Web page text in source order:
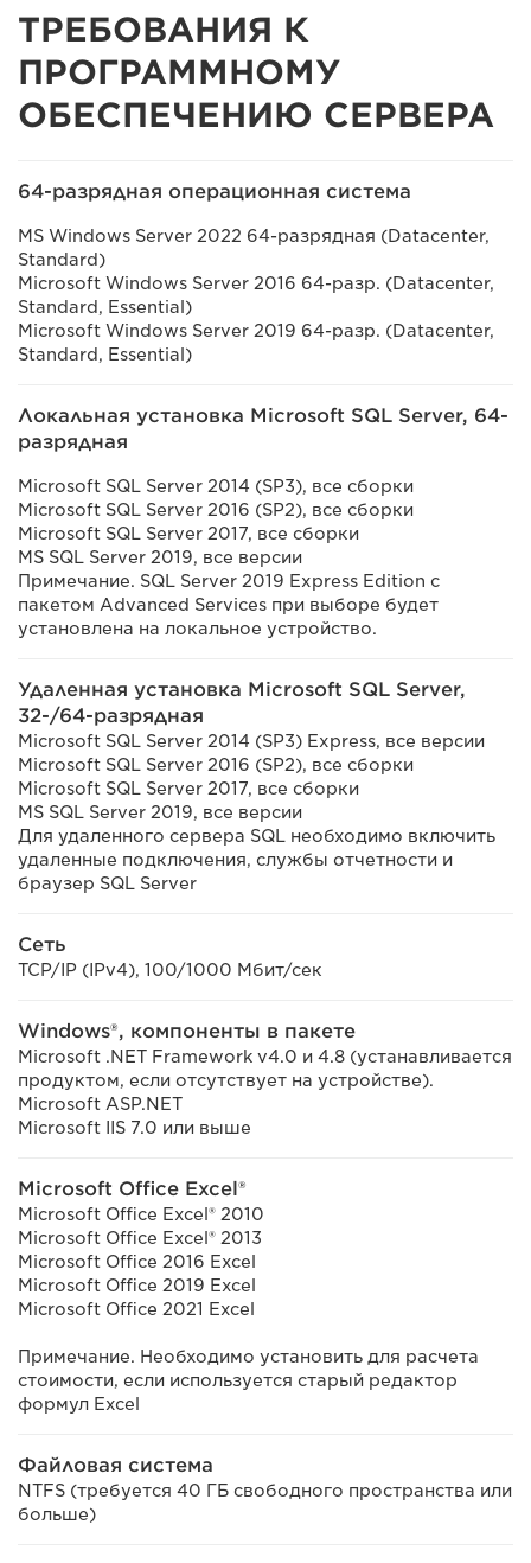
ТРЕБОВАНИЯ К
ПРОГРАММНОМУ
ОБЕСПЕЧЕНИЮ СЕРВЕРА
64-разрядная операционная система
MS Windows Server 2022 64-разрядная (Datacenter,
Standard)
Microsoft Windows Server 2016 64-разр. (Datacenter,
Standard, Essential)
Microsoft Windows Server 2019 64-разр. (Datacenter,
Standard, Essential)
Локальная установка Microsoft SQL Server, 64-
разрядная
Microsoft SQL Server 2014 (SP3), все сборки
Microsoft SQL Server 2016 (SP2), все сборки
Microsoft SQL Server 2017, все сборки
MS SQL Server 2019, все версии
Примечание. SQL Server 2019 Express Edition с
пакетом Advanced Services при выборе будет
установлена на локальное устройство.
Удаленная установка Microsoft SQL Server,
32-/64-разрядная
Microsoft SQL Server 2014 (SP3) Express, все версии
Microsoft SQL Server 2016 (SP2), все сборки
Microsoft SQL Server 2017, все сборки
MS SQL Server 2019, все версии
Для удаленного сервера SQL необходимо включить
удаленные подключения, службы отчетности и
браузер SQL Server
Сеть
TCP/IP (IPv4), 100/1000 Мбит/сек
Windows®, компоненты в пакете
Microsoft .NET Framework v4.0 и 4.8 (устанавливается
продуктом, если отсутствует на устройстве).
Microsoft ASP.NET
Microsoft IIS 7.0 или выше
Microsoft Office Excel®
Microsoft Office Excel® 2010
Microsoft Office Excel® 2013
Microsoft Office 2016 Excel
Microsoft Office 2019 Excel
Microsoft Office 2021 Excel
Примечание. Необходимо установить для расчета
стоимости, если используется старый редактор
формул Excel
Файловая система
NTFS (требуется 40 ГБ свободного пространства или
больше)